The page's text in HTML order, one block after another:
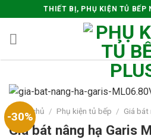
to
content
THIẾT BỊ, PHỤ KIỆN TỦ BẾP
-30%
Trang chủ / Phụ kiện tủ bếp / Giá bát
Giá bát nâng hạ Garis